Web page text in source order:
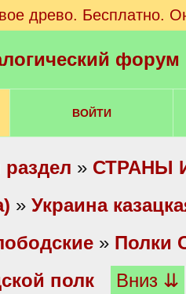
древо. Бесплатно.
ВОЙТИ
раздел » СТРАНЫ
» Украина
» Полки
полк
Вниз ⇊